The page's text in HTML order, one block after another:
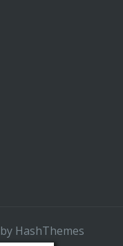
by HashThemes